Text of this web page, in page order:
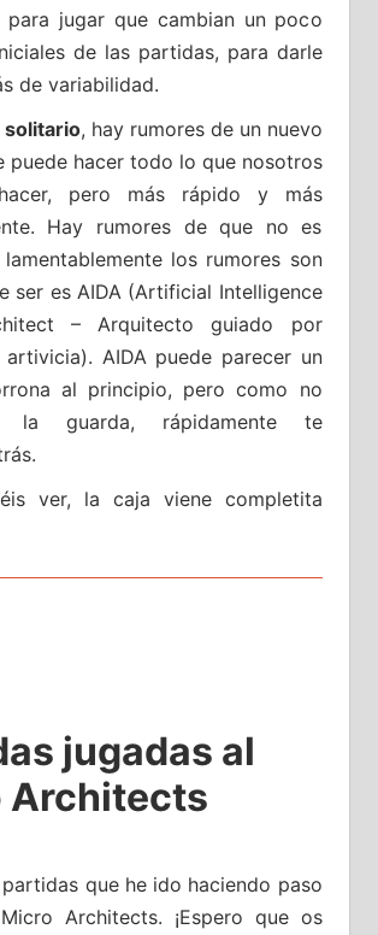
para jugar que cambian un poco
de las partidas, para darle
de variabilidad.
solitario, hay rumores de un nuevo
puede hacer todo lo que nosotros
pero más rápido y más
Hay rumores de que no es
lamentablemente los rumores son
ser es AIDA (Artificial Intelligence
– Arquitecto guiado por
artivicia). AIDA puede parecer un
al principio, pero como no
la guarda, rápidamente te
ver, la caja viene completita
jugadas al
Architects
que he ido haciendo paso
Architects. ¡Espero que os